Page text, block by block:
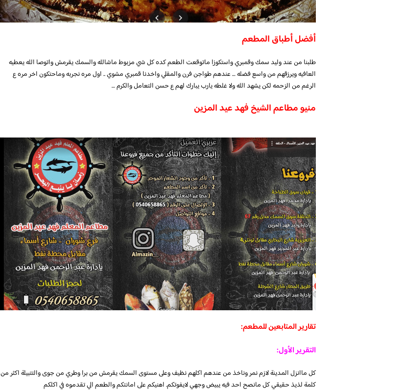
أفضل أطباق المطعم
طلبنا من عند وليد سمك وقمبري واستكوزا ماتوقعت الطعم كده كل شي مزبوط ماشالله والسمك يقرمش واتوصا الله يعطيه
العافيه ويرزقهم من واسع فضله … عندهم طواجن فرن والمقلي واخدنا قمبري مشوي .. اول مره نجربه وماحتكون اخر مره ع
الرغم من الزحمه لكن يشهد الله ولا غلطه يارب يبارك لهم ع حسن التعامل والكرم …
منيو مطاعم الشيخ فهد عيد المزين
تقارير المتابعين للمطعم:
التقرير الأول:
كل ماانزل المدينة لازم نمر وناخذ من عندهم اكلهم نظيف وعلى مستوى السمك يقرمش من برا وطري من جوى والتتبيلة اكثر من
كلمة لذيذ حقيقي كل مانصح احد فيه يبيض وجهي لايفوتكم. اهنيكم على امانتكم والطعم الي تقدموه في اكلكم